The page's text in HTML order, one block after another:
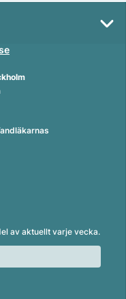
av aktuellt varje vecka.